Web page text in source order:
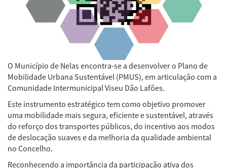
O Município de Nelas encontra-se a desenvolver o Plano de
Mobilidade Urbana Sustentável (PMUS), em articulação com a
Comunidade Intermunicipal Viseu Dão Lafões.
Este instrumento estratégico tem como objetivo promover
uma mobilidade mais segura, eficiente e sustentável, através
do reforço dos transportes públicos, do incentivo aos modos
de deslocação suaves e da melhoria da qualidade ambiental
no Concelho.
Reconhecendo a importância da participação ativa dos